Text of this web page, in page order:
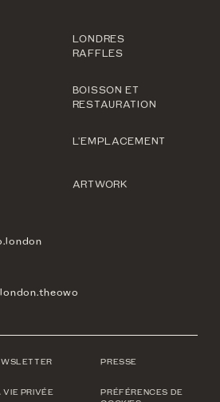
LONDRES
RAFFLES
BOISSON ET
RESTAURATION
L'EMPLACEMENT
ARTWORK
PRESSE
VIE PRIVÉE
PRÉFÉRENCES DE